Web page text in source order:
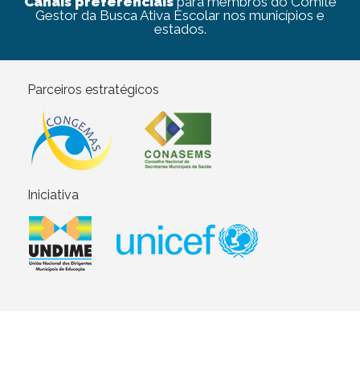
Gestor da Busca Ativa Escolar nos municípios e
estados.
Parceiros estratégicos
Iniciativa